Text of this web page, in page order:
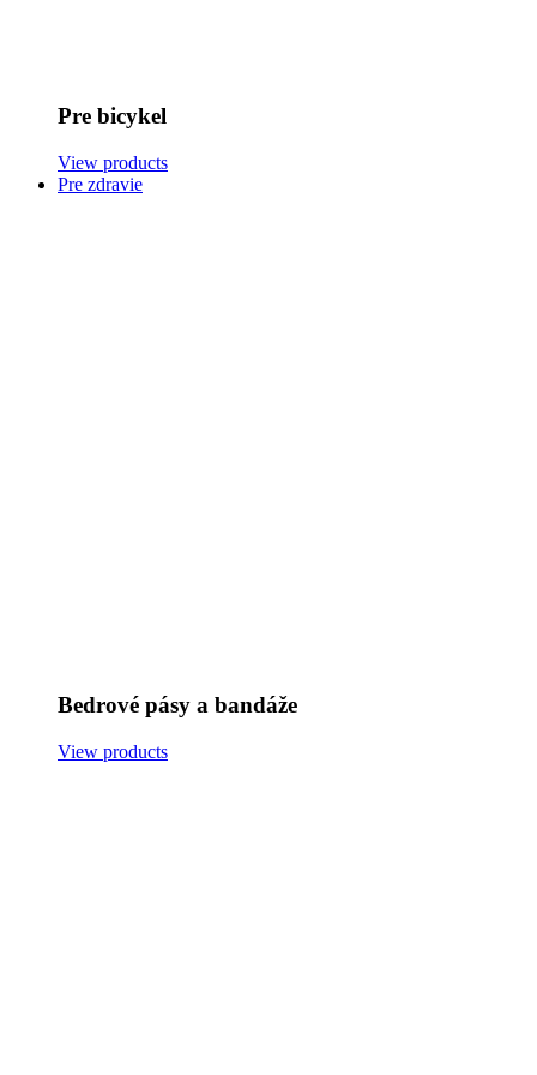
Pre bicykel
View products
Pre zdravie
Bedrové pásy a bandáže
View products